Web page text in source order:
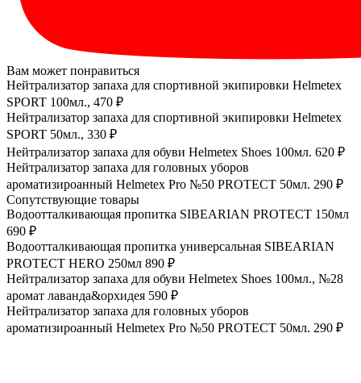
Вам может понравиться
Нейтрализатор запаха для спортивной экипировки Helmetex
SPORT 100мл., 470 ₽
Нейтрализатор запаха для спортивной экипировки Helmetex
SPORT 50мл., 330 ₽
Нейтрализатор запаха для обуви Helmetex Shoes 100мл. 620 ₽
Нейтрализатор запаха для головных уборов
ароматизироанный Helmetex Pro №50 PROTECT 50мл. 290 ₽
Сопутствующие товары
Водоотталкивающая пропитка SIBEARIAN PROTECT 150мл
690 ₽
Водоотталкивающая пропитка универсальная SIBEARIAN
PROTECT HERO 250мл 890 ₽
Нейтрализатор запаха для обуви Helmetex Shoes 100мл., №28
аромат лаванда&орхидея 590 ₽
Нейтрализатор запаха для головных уборов
ароматизироанный Helmetex Pro №50 PROTECT 50мл. 290 ₽